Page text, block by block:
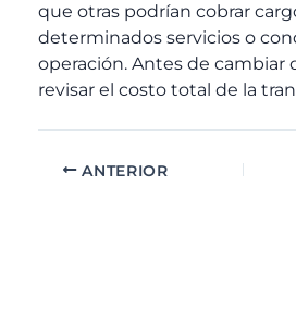
que otras podrían cobrar
determinados servicios o
operación. Antes de cambiar
revisar el costo total de la
ANTERIOR